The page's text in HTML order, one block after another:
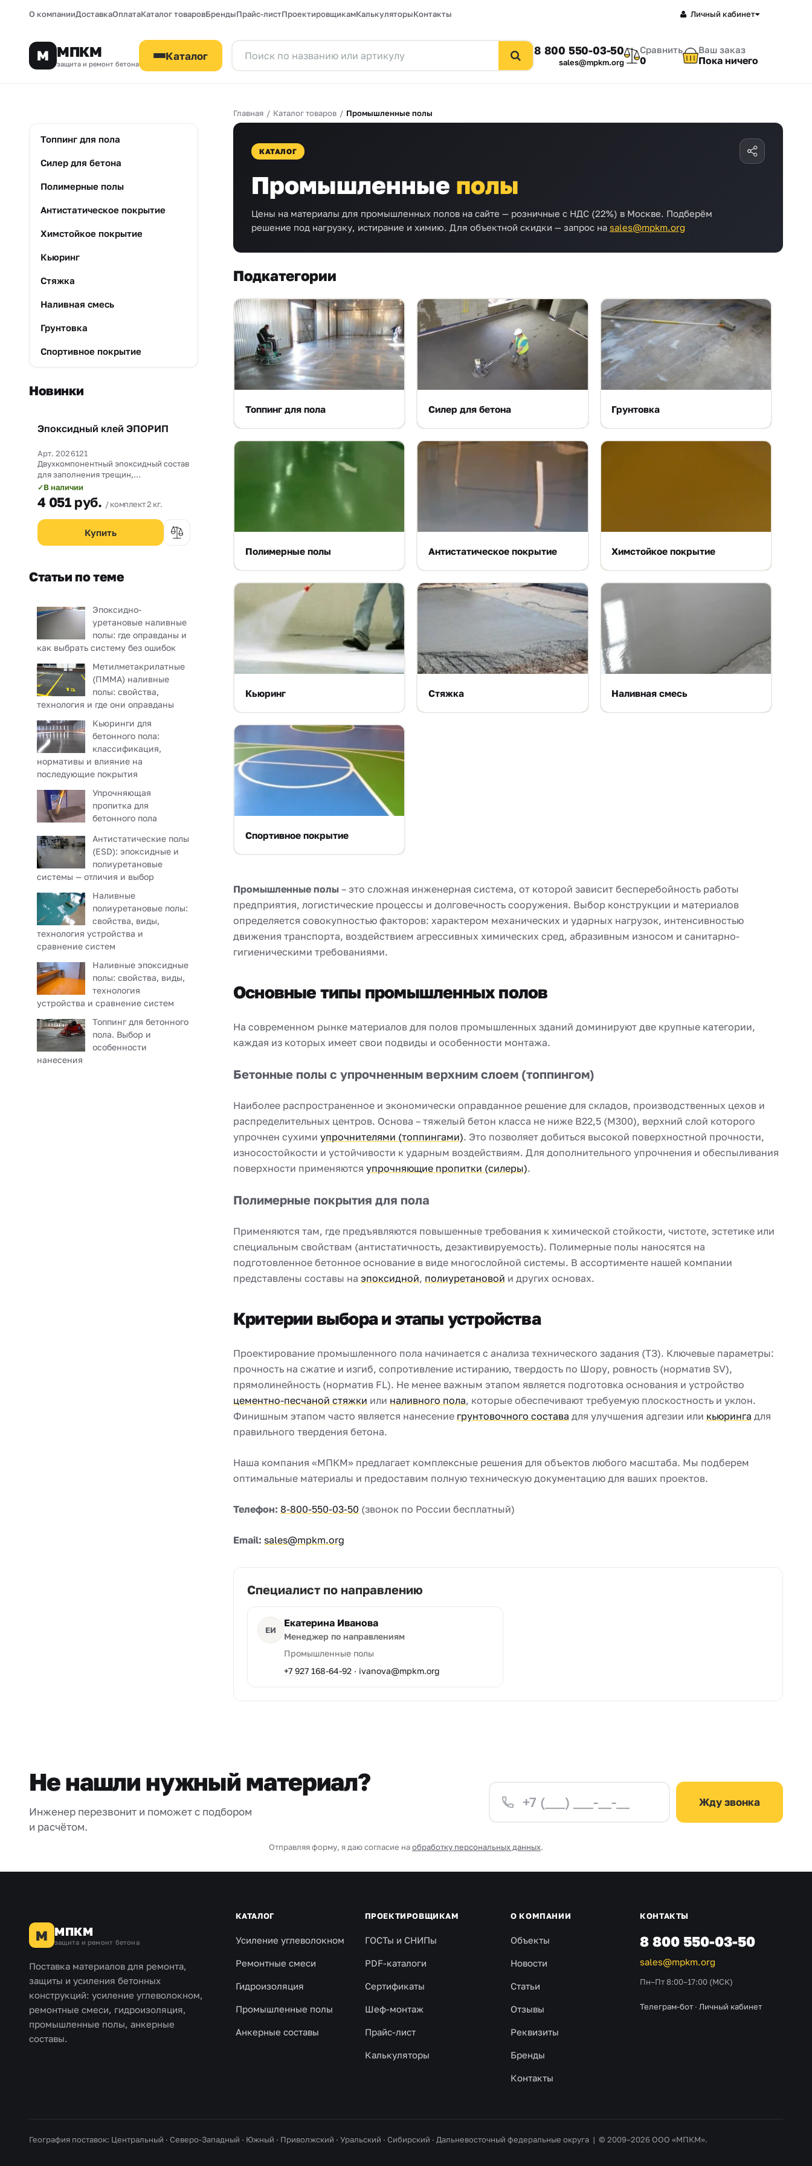
О компанииДоставкаОплатаКаталог товаровБрендыПрайс-листПроектировщикамКалькуляторыКонтакты Личный кабинет
М МПКМ
защита и ремонт бетона
Каталог 8 800 550-03-50
sales@mpkm.org
Сравнить
0
Ваш заказ
Пока ничего
Топпинг для пола
Силер для бетона
Полимерные полы
Антистатическое покрытие
Химстойкое покрытие
Кьюринг
Стяжка
Наливная смесь
Грунтовка
Спортивное покрытие
Новинки
Новинка
Эпоксидный клей ЭПОРИП
Арт. 2026121
Двухкомпонентный эпоксидный состав
для заполнения трещин,
омоноличивания рабочих швов и
прочного склеивания бетона со
сталью.
✓В наличии
4 051руб. комплект 2 кг.
Статьи по теме
Эпоксидно-
уретановые наливные
полы: где оправданы и
как выбрать систему без ошибок
Метилметакрилатные
(ПММА) наливные
полы: свойства,
технология и где они оправданы
Кьюринги для
бетонного пола:
классификация,
нормативы и влияние на
последующие покрытия
Упрочняющая
пропитка для
бетонного пола
Антистатические полы
(ESD): эпоксидные и
полиуретановые
системы — отличия и выбор
Наливные
полиуретановые полы:
свойства, виды,
технология устройства и
сравнение систем
Наливные эпоксидные
полы: свойства, виды,
технология
устройства и сравнение систем
Топпинг для бетонного
пола. Выбор и
особенности
нанесения
Главная / Каталог товаров / Промышленные полы
КАТАЛОГ
Промышленные полы
Цены на материалы для промышленных полов на сайте — розничные с НДС (22%) в Москве. Подберём
решение под нагрузку, истирание и химию. Для объектной скидки — запрос на sales@mpkm.org
Подкатегории
Топпинг для пола Силер для бетона Грунтовка
Полимерные полы Антистатическое покрытие Химстойкое покрытие
Кьюринг Стяжка Наливная смесь
Спортивное покрытие
Промышленные полы – это сложная инженерная система, от которой зависит бесперебойность работы
предприятия, логистические процессы и долговечность сооружения. Выбор конструкции и материалов
определяется совокупностью факторов: характером механических и ударных нагрузок, интенсивностью
движения транспорта, воздействием агрессивных химических сред, абразивным износом и санитарно-
гигиеническими требованиями.
Основные типы промышленных полов
На современном рынке материалов для полов промышленных зданий доминируют две крупные категории,
каждая из которых имеет свои подвиды и особенности монтажа.
Бетонные полы с упрочненным верхним слоем (топпингом)
Наиболее распространенное и экономически оправданное решение для складов, производственных цехов и
распределительных центров. Основа – тяжелый бетон класса не ниже В22,5 (М300), верхний слой которого
упрочнен сухими упрочнителями (топпингами). Это позволяет добиться высокой поверхностной прочности,
износостойкости и устойчивости к ударным воздействиям. Для дополнительного упрочнения и обеспыливания
поверхности применяются упрочняющие пропитки (силеры).
Полимерные покрытия для пола
Применяются там, где предъявляются повышенные требования к химической стойкости, чистоте, эстетике или
специальным свойствам (антистатичность, дезактивируемость). Полимерные полы наносятся на
подготовленное бетонное основание в виде многослойной системы. В ассортименте нашей компании
представлены составы на эпоксидной, полиуретановой и других основах.
Критерии выбора и этапы устройства
Проектирование промышленного пола начинается с анализа технического задания (ТЗ). Ключевые параметры:
прочность на сжатие и изгиб, сопротивление истиранию, твердость по Шору, ровность (норматив SV),
прямолинейность (норматив FL). Не менее важным этапом является подготовка основания и устройство
цементно-песчаной стяжки или наливного пола, которые обеспечивают требуемую плоскостность и уклон.
Финишным этапом часто является нанесение грунтовочного состава для улучшения адгезии или кьюринга для
правильного твердения бетона.
Наша компания «МПКМ» предлагает комплексные решения для объектов любого масштаба. Мы подберем
оптимальные материалы и предоставим полную техническую документацию для ваших проектов.
Телефон: 8-800-550-03-50 (звонок по России бесплатный)
Email: sales@mpkm.org
Специалист по направлению
ЕИ
Екатерина Иванова
Менеджер по направлениям
Промышленные полы
+7 927 168-64-92 · ivanova@mpkm.org
Не нашли нужный материал?
Инженер перезвонит и поможет с подбором
и расчётом.
Жду звонка
Отправляя форму, я даю согласие наобработку персональных данных.
М МПКМ
защита и ремонт бетона
Поставка материалов для ремонта,
защиты и усиления бетонных
конструкций: усиление углеволокном,
ремонтные смеси, гидроизоляция,
промышленные полы, анкерные
составы.
КАТАЛОГ
Усиление углеволокном
Ремонтные смеси
Гидроизоляция
Промышленные полы
Анкерные составы
ПРОЕКТИРОВЩИКАМ
ГОСТы и СНИПы
PDF-каталоги
Сертификаты
Шеф-монтаж
Прайс-лист
Калькуляторы
О КОМПАНИИ
Объекты
Новости
Статьи
Отзывы
Реквизиты
Бренды
Контакты
КОНТАКТЫ
8 800 550-03-50
sales@mpkm.org
Пн–Пт 8:00–17:00 (МСК)
Телеграм-бот · Личный кабинет
География поставок: Центральный · Северо-Западный · Южный · Приволжский · Уральский · Сибирский · Дальневосточный федеральные округа | © 2009–2026 ООО «МПКМ».